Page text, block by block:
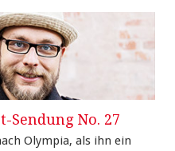
Sendung No. 27
Olympia, als ihn ein